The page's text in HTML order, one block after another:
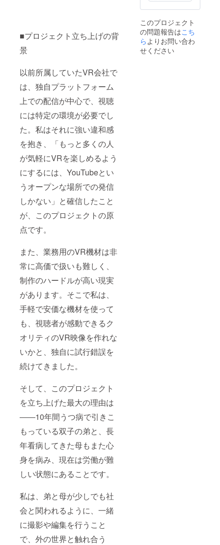
■プロジェクト立ち上げの背
景
以前所属していたVR会社で
は、独自プラットフォーム
上での配信が中心で、視聴
には特定の環境が必要でし
た。私はそれに強い違和感
を抱き、「もっと多くの人
が気軽にVRを楽しめるよう
にするには、YouTubeとい
うオープンな場所での発信
しかない」と確信したこと
が、このプロジェクトの原
点です。
また、業務用のVR機材は非
常に高価で扱いも難しく、
制作のハードルが高い現実
があります。そこで私は、
手軽で安価な機材を使って
も、視聴者が感動できるク
オリティのVR映像を作れな
いかと、独自に試行錯誤を
続けてきました。
そして、このプロジェクト
を立ち上げた最大の理由は
――10年間うつ病で引きこ
もっている双子の弟と、長
年看病してきた母もまた心
身を病み、現在は労働が難
しい状態にあることです。
私は、弟と母が少しでも社
会と関われるように、一緒
に撮影や編集を行うこと
で、外の世界と触れ合う
このプロジェクト
の問題報告はこち
ら よりお問い合わ
せください